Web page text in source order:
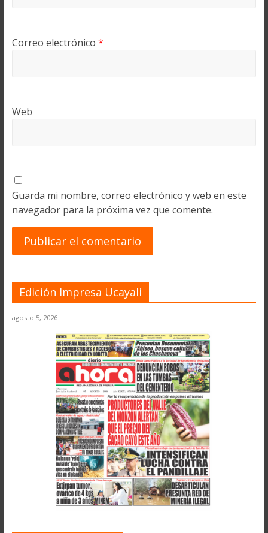
Correo electrónico *
Web
Guarda mi nombre, correo electrónico y web en este
navegador para la próxima vez que comente.
Edición Impresa Ucayali
agosto 5, 2026